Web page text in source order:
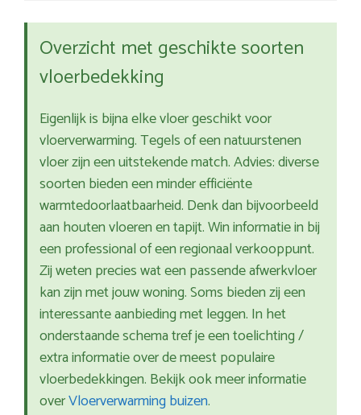
Overzicht met geschikte soorten
vloerbedekking
Eigenlijk is bijna elke vloer geschikt voor
vloerverwarming. Tegels of een natuurstenen
vloer zijn een uitstekende match. Advies: diverse
soorten bieden een minder efficiënte
warmtedoorlaatbaarheid. Denk dan bijvoorbeeld
aan houten vloeren en tapijt. Win informatie in bij
een professional of een regionaal verkooppunt.
Zij weten precies wat een passende afwerkvloer
kan zijn met jouw woning. Soms bieden zij een
interessante aanbieding met leggen. In het
onderstaande schema tref je een toelichting /
extra informatie over de meest populaire
vloerbedekkingen. Bekijk ook meer informatie
overVloerverwarming buizen.